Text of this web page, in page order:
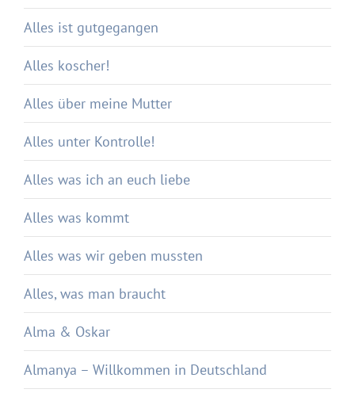
Alles ist gutgegangen
Alles koscher!
Alles über meine Mutter
Alles unter Kontrolle!
Alles was ich an euch liebe
Alles was kommt
Alles was wir geben mussten
Alles, was man braucht
Alma & Oskar
Almanya – Willkommen in Deutschland